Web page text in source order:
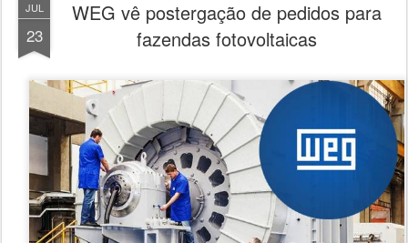
JUL
23
WEG vê postergação de pedidos para
fazendas fotovoltaicas